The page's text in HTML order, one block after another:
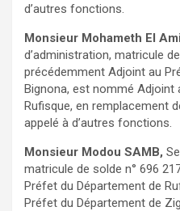
d’autres fonctions.
Monsieur Mohameth El
d’administration, matricule
précédemment Adjoint au
Bignona, est nommé Adjoint
Rufisque, en remplacement
appelé à d’autres fonctions.
Monsieur Modou SAMB,
matricule de solde n° 696
Préfet du Département de
Préfet du Département de